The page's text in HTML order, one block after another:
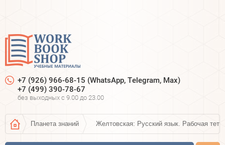
+7 (926) 966-68-15 (WhatsApp, Telegram, Max)
+7 (499) 390-78-67
без выходных c 9.00 до 23.00
Планета знаний Желтовская: Русский язык. Рабочая